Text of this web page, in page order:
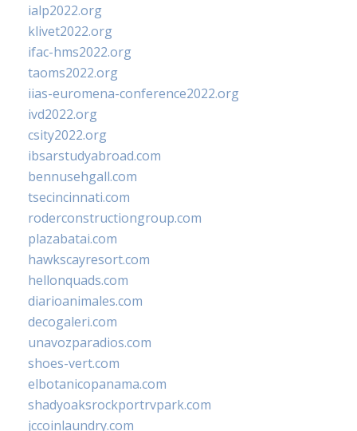
ialp2022.org
klivet2022.org
ifac-hms2022.org
taoms2022.org
iias-euromena-conference2022.org
ivd2022.org
csity2022.org
ibsarstudyabroad.com
bennusehgall.com
tsecincinnati.com
roderconstructiongroup.com
plazabatai.com
hawkscayresort.com
hellonquads.com
diarioanimales.com
decogaleri.com
unavozparadios.com
shoes-vert.com
elbotanicopanama.com
shadyoaksrockportrvpark.com
jccoinlaundry.com